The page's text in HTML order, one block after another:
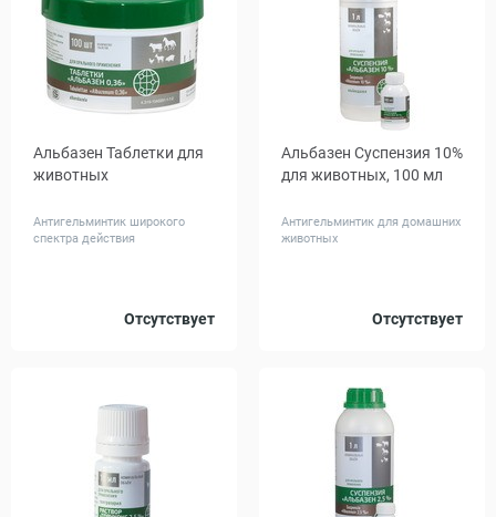
Альбазен Таблетки для
животных
Антигельминтик широкого
спектра действия
Отсутствует
6 100
Альбазен Суспензия 10%
для животных, 100 мл
Антигельминтик для домашних
животных
Отсутствует